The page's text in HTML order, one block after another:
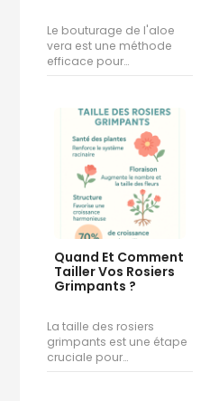
Le bouturage de l'aloe
vera est une méthode
efficace pour…
Quand Et Comment
Tailler Vos Rosiers
Grimpants ?
La taille des rosiers
grimpants est une étape
cruciale pour…